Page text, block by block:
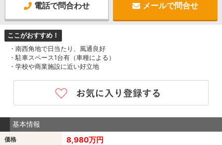
電話で問合わせ メールで問合せ
ここがおすすめ！
・南西角地で日当たり、風通良好
・駐車スペース1台有（車種による）
・学校や商業施設に近い好立地
基本情報
価格 8,980万円